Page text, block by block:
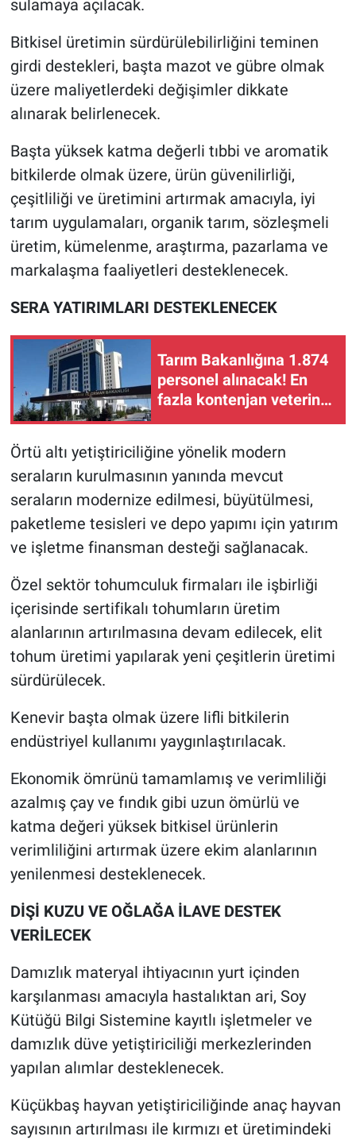
sulamaya açılacak.
Bitkisel üretimin sürdürülebilirliğini teminen
girdi destekleri, başta mazot ve gübre olmak
üzere maliyetlerdeki değişimler dikkate
alınarak belirlenecek.
Başta yüksek katma değerli tıbbi ve aromatik
bitkilerde olmak üzere, ürün güvenilirliği,
çeşitliliği ve üretimini artırmak amacıyla, iyi
tarım uygulamaları, organik tarım, sözleşmeli
üretim, kümelenme, araştırma, pazarlama ve
markalaşma faaliyetleri desteklenecek.
SERA YATIRIMLARI DESTEKLENECEK
Tarım Bakanlığına 1.874
personel alınacak! En
fazla kontenjan veteriner
hekim ve ziraat
Örtü altı yetiştiriciliğine yönelik modern
seraların kurulmasının yanında mevcut
seraların modernize edilmesi, büyütülmesi,
paketleme tesisleri ve depo yapımı için yatırım
ve işletme finansman desteği sağlanacak.
Özel sektör tohumculuk firmaları ile işbirliği
içerisinde sertifikalı tohumların üretim
alanlarının artırılmasına devam edilecek, elit
tohum üretimi yapılarak yeni çeşitlerin üretimi
sürdürülecek.
Kenevir başta olmak üzere lifli bitkilerin
endüstriyel kullanımı yaygınlaştırılacak.
Ekonomik ömrünü tamamlamış ve verimliliği
azalmış çay ve fındık gibi uzun ömürlü ve
katma değeri yüksek bitkisel ürünlerin
verimliliğini artırmak üzere ekim alanlarının
yenilenmesi desteklenecek.
DİŞİ KUZU VE OĞLAĞA İLAVE DESTEK
VERİLECEK
Damızlık materyal ihtiyacının yurt içinden
karşılanması amacıyla hastalıktan ari, Soy
Kütüğü Bilgi Sistemine kayıtlı işletmeler ve
damızlık düve yetiştiriciliği merkezlerinden
yapılan alımlar desteklenecek.
Küçükbaş hayvan yetiştiriciliğinde anaç hayvan
sayısının artırılması ile kırmızı et üretimindeki